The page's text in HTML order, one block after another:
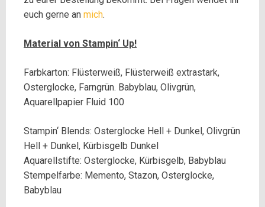
euch gerne an mich.
Material von Stampin‘ Up!
Farbkarton: Flüsterweiß, Flüsterweiß extrastark,
Osterglocke, Farngrün. Babyblau, Olivgrün,
Aquarellpapier Fluid 100
Stampin‘ Blends: Osterglocke Hell + Dunkel, Olivgrün
Hell + Dunkel, Kürbisgelb Dunkel
Aquarellstifte: Osterglocke, Kürbisgelb, Babyblau
Stempelfarbe: Memento, Stazon, Osterglocke,
Babyblau